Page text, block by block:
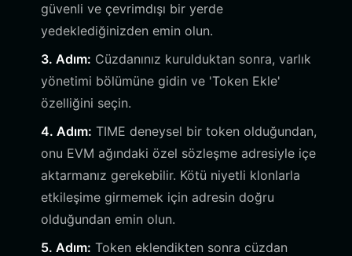
güvenli ve çevrimdışı bir yerde
yedeklediğinizden emin olun.
3. Adım: Cüzdanınız kurulduktan sonra, varlık
yönetimi bölümüne gidin ve 'Token Ekle'
özelliğini seçin.
4. Adım: TIME deneysel bir token olduğundan,
onu EVM ağındaki özel sözleşme adresiyle içe
aktarmanız gerekebilir. Kötü niyetli klonlarla
etkileşime girmemek için adresin doğru
olduğundan emin olun.
5. Adım: Token eklendikten sonra cüzdan